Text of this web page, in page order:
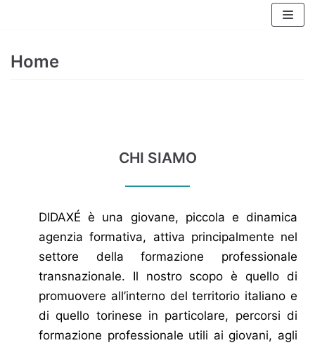
content
Home
CHI SIAMO
DIDAXÉ è una giovane, piccola e dinamica
agenzia formativa, attiva principalmente nel
settore della formazione professionale
transnazionale. Il nostro scopo è quello di
promuovere all’interno del territorio italiano e
di quello torinese in particolare, percorsi di
formazione professionale utili ai giovani, agli